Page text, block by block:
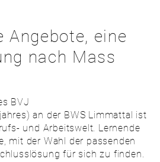
Angebote, eine
nach Mass
BVJ
an der BWS Limmattal ist
und Arbeitswelt. Lernende
mit der Wahl der passenden
für sich zu finden.